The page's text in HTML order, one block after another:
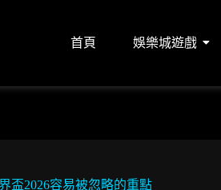
首頁 娛樂城遊戲
盃2026容易被忽略的重點